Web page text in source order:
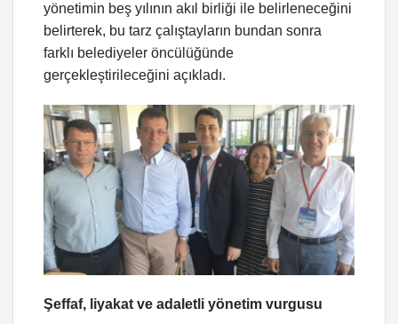
yönetimin beş yılının akıl birliği ile belirleneceğini
belirterek, bu tarz çalıştayların bundan sonra
farklı belediyeler öncülüğünde
gerçekleştirileceğini açıkladı.
Şeffaf, liyakat ve adaletli yönetim vurgusu